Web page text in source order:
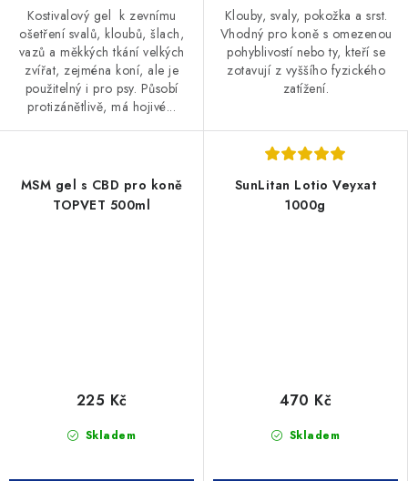
Kostivalový gel k zevnímu
ošetření svalů, kloubů, šlach,
vazů a měkkých tkání velkých
zvířat, zejména koní, ale je
použitelný i pro psy. Působí
protizánětlivě, má hojivé...
Klouby, svaly, pokožka a srst.
Vhodný pro koně s omezenou
pohyblivostí nebo ty, kteří se
zotavují z vyššího fyzického
zatížení.
MSM gel s CBD pro koně
TOPVET 500ml
Skladem
225 Kč
SunLitan Lotio Veyxat
1000g
Skladem
470 Kč